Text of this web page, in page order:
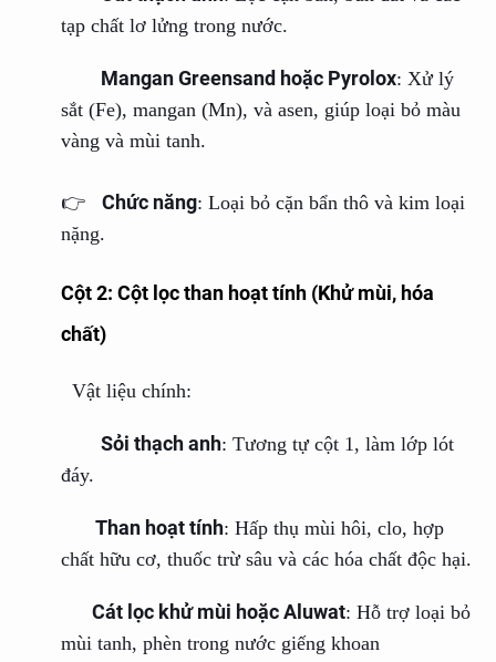
tạp chất lơ lửng trong nước.
Mangan Greensand hoặc Pyrolox: Xử lý
sắt (Fe), mangan (Mn), và asen, giúp loại bỏ màu
vàng và mùi tanh.
👉 Chức năng: Loại bỏ cặn bẩn thô và kim loại
nặng.
Cột 2: Cột lọc than hoạt tính (Khử mùi, hóa
chất)
Vật liệu chính:
Sỏi thạch anh: Tương tự cột 1, làm lớp lót
đáy.
Than hoạt tính: Hấp thụ mùi hôi, clo, hợp
chất hữu cơ, thuốc trừ sâu và các hóa chất độc hại.
Cát lọc khử mùi hoặc Aluwat: Hỗ trợ loại bỏ
mùi tanh, phèn trong nước giếng khoan